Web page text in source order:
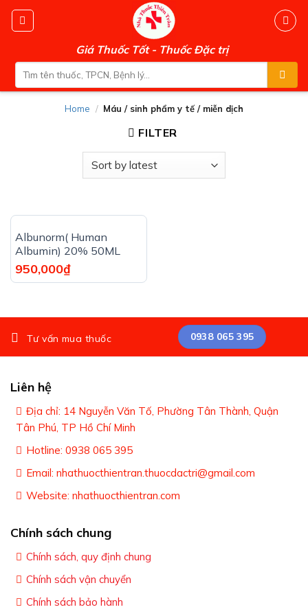
Skip
Giá Thuốc Tốt - Thuốc Đặc trị
for:
Home / Máu / sinh phẩm y tế / miễn dịch
FILTER
Albunorm( Human
Albumin) 20% 50ML
950,000₫
Tư vấn mua thuốc 0938 065 395
Liên hệ
Địa chỉ: 14 Nguyễn Văn Tố, Phường Tân Thành, Quận
Tân Phú, TP Hồ Chí Minh
Hotline: 0938 065 395
Email: nhathuocthientran.thuocdactri@gmail.com
Website: nhathuocthientran.com
Chính sách chung
Chính sách, quy định chung
Chính sách vận chuyển
Chính sách bảo hành